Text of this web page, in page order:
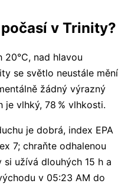
v Trinity?
nad hlavou
se světlo neustále mění
žádný výrazný
vlhký, 78 % vlhkosti.
je dobrá, index EPA
7; chraňte odhalenou
užívá dlouhých 15 h a
v 05:23 AM do